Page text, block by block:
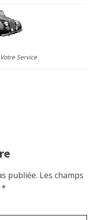
Service
publiée. Les champs
*